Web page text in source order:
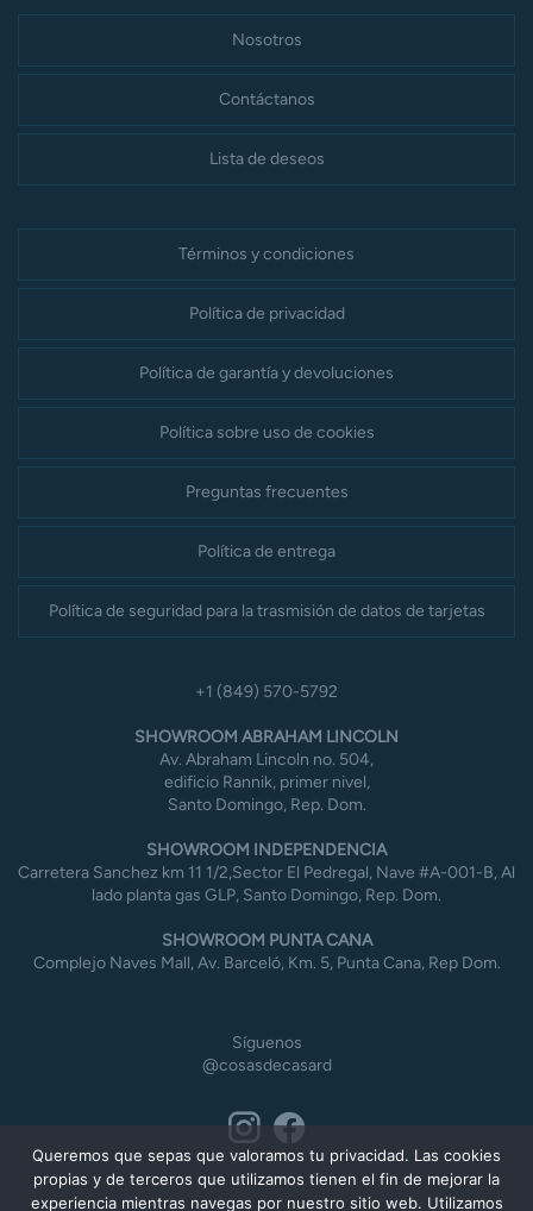
Nosotros
Contáctanos
Lista de deseos
Términos y condiciones
Política de privacidad
Política de garantía y devoluciones
Política sobre uso de cookies
Preguntas frecuentes
Política de entrega
Política de seguridad para la trasmisión de datos de tarjetas
+1 (849) 570-5792
SHOWROOM ABRAHAM LINCOLN
Av. Abraham Lincoln no. 504,
edificio Rannik, primer nivel,
Santo Domingo, Rep. Dom.
SHOWROOM INDEPENDENCIA
Carretera Sanchez km 11 1/2,Sector El Pedregal, Nave #A-001-B, Al
lado planta gas GLP, Santo Domingo, Rep. Dom.
SHOWROOM PUNTA CANA
Complejo Naves Mall, Av. Barceló, Km. 5, Punta Cana, Rep Dom.
Síguenos
@cosasdecasard
Queremos que sepas que valoramos tu privacidad. Las cookies
propias y de terceros que utilizamos tienen el fin de mejorar la
experiencia mientras navegas por nuestro sitio web. Utilizamos